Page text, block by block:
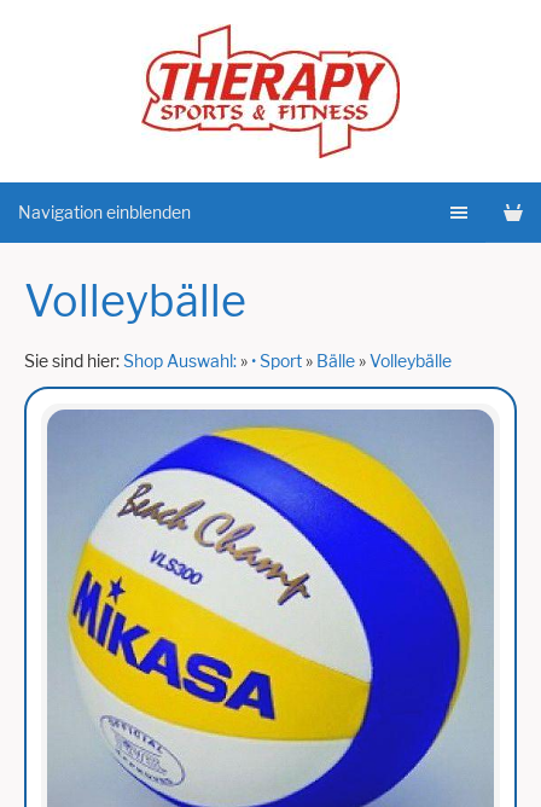
Navigation einblenden
Volleybälle
Sie sind hier:Shop Auswahl:»• Sport» Bälle»Volleybälle